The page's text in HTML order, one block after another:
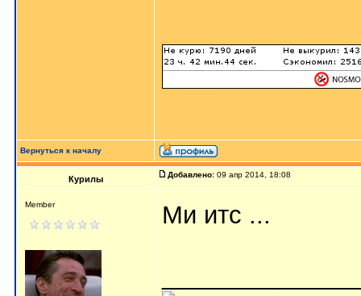
Вернуться к началу
Курилы Добавлено: 09 апр 2014, 18:08
Member Ми итс ...